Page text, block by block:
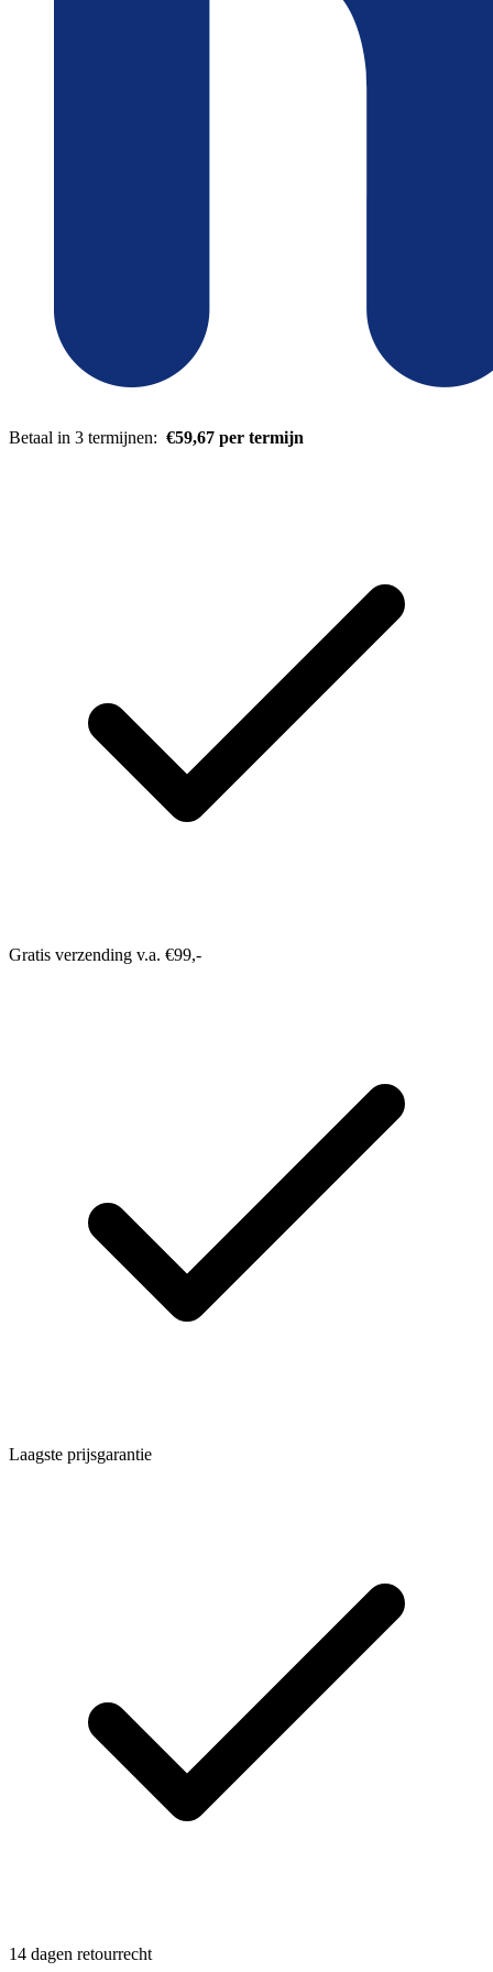
Betaal in 3 termijnen: €59,67 per termijn
Gratis verzending v.a. €99,-
Laagste prijsgarantie
14 dagen retourrecht